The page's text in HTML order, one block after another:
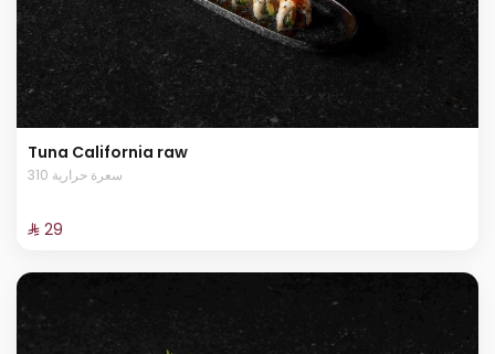
Tuna California raw
310 سعرة حرارية
⁨⁦‪‬ 29⁩